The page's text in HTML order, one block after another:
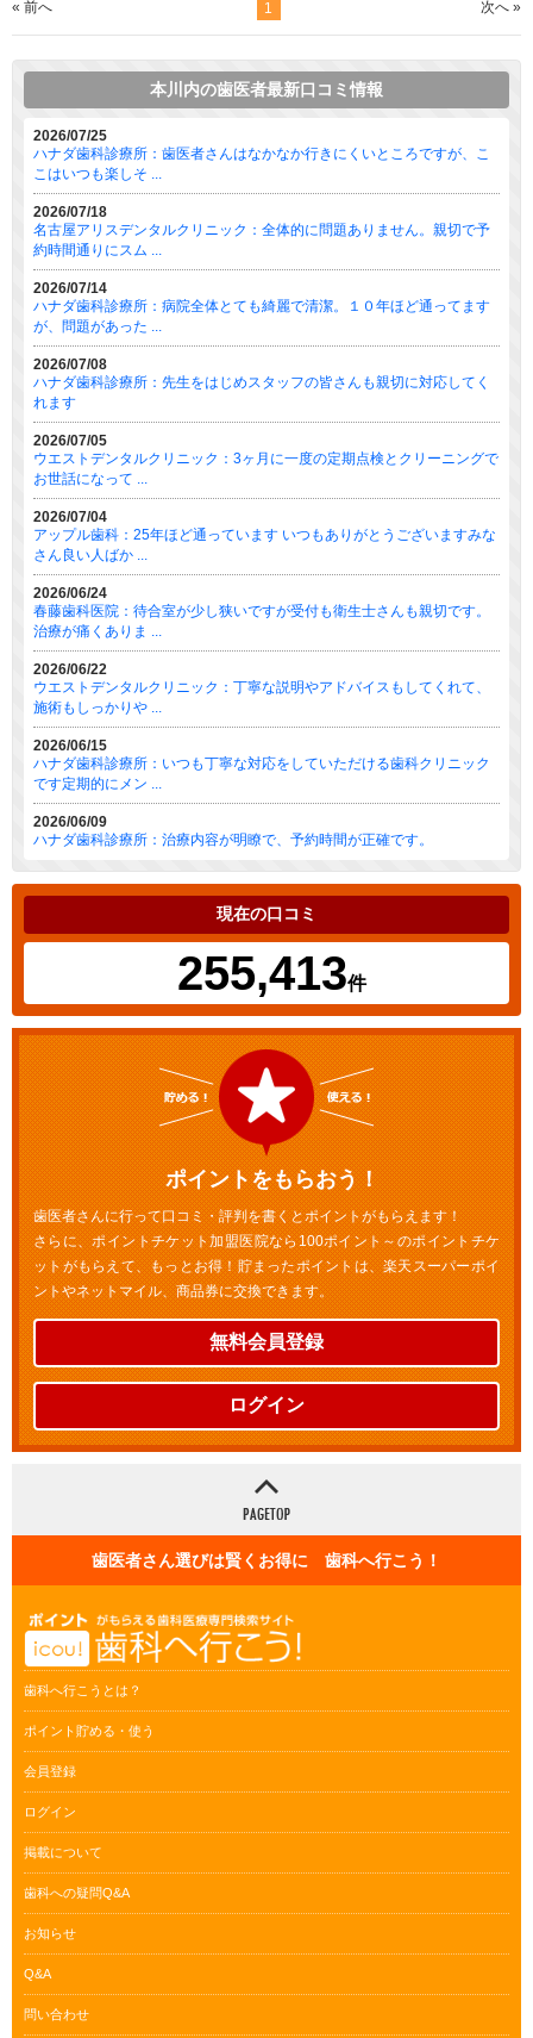
« 前へ 1 次へ »
本川内の歯医者最新口コミ情報
2026/07/25
ハナダ歯科診療所：歯医者さんはなかなか行きにくいところですが、こ
こはいつも楽しそ ...
2026/07/18
名古屋アリスデンタルクリニック：全体的に問題ありません。親切で予
約時間通りにスム ...
2026/07/14
ハナダ歯科診療所：病院全体とても綺麗で清潔。１０年ほど通ってます
が、問題があった ...
2026/07/08
ハナダ歯科診療所：先生をはじめスタッフの皆さんも親切に対応してく
れます
2026/07/05
ウエストデンタルクリニック：3ヶ月に一度の定期点検とクリーニングで
お世話になって ...
2026/07/04
アップル歯科：25年ほど通っています いつもありがとうございますみな
さん良い人ばか ...
2026/06/24
春藤歯科医院：待合室が少し狭いですが受付も衛生士さんも親切です。
治療が痛くありま ...
2026/06/22
ウエストデンタルクリニック：丁寧な説明やアドバイスもしてくれて、
施術もしっかりや ...
2026/06/15
ハナダ歯科診療所：いつも丁寧な対応をしていただける歯科クリニック
です定期的にメン ...
2026/06/09
ハナダ歯科診療所：治療内容が明瞭で、予約時間が正確です。
現在の口コミ
255,413件
ポイントをもらおう！
歯医者さんに行って口コミ・評判を書くとポイントがもらえます！
さらに、ポイントチケット加盟医院なら100ポイント～のポイントチケ
ットがもらえて、もっとお得！貯まったポイントは、楽天スーパーポイ
ントやネットマイル、商品券に交換できます。
無料会員登録
ログイン
歯医者さん選びは賢くお得に 歯科へ行こう！
歯科へ行こうとは？
ポイント貯める・使う
会員登録
ログイン
掲載について
歯科への疑問Q&A
お知らせ
Q&A
問い合わせ